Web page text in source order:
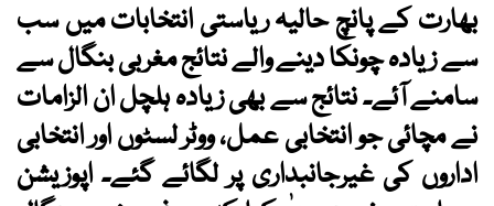
بھارت کے پانچ حالیہ ریاستی انتخابات میں سب
سے زیادہ چونکا دینے والے نتائج مغربی بنگال سے
سامنے آئے۔ نتائج سے بھی زیادہ ہلچل ان الزامات
نے مچائی جو انتخابی عمل، ووٹر لسٹوں اور انتخابی
اداروں کی غیرجانبداری پر لگائے گئے۔ اپوزیشن